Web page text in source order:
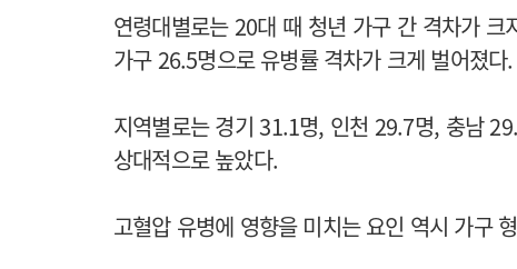
연령대별로는 20대 때 청년 가구 간 격차가
가구 26.5명으로 유병률 격차가 크게 벌어졌다.
지역별로는 경기 31.1명, 인천 29.7명, 충남
상대적으로 높았다.
고혈압 유병에 영향을 미치는 요인 역시 가구